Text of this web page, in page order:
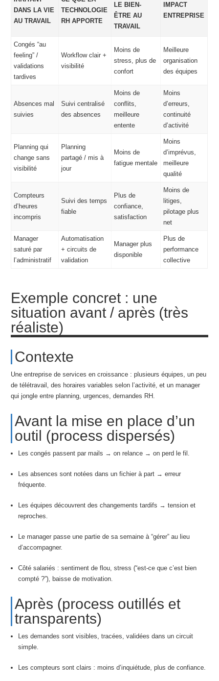
DANS LA VIE
AU TRAVAIL
TECHNOLOGIE
RH APPORTE
LE BIEN-
ÊTRE AU
TRAVAIL
IMPACT
ENTREPRISE
Congés “au
feeling” /
validations
tardives
Workflow clair +
visibilité
Moins de
stress, plus de
confort
Meilleure
organisation
des équipes
Absences mal
suivies
Suivi centralisé
des absences
Moins de
conflits,
meilleure
entente
Moins
d’erreurs,
continuité
d’activité
Planning qui
change sans
visibilité
Planning
partagé / mis à
jour
Moins de
fatigue mentale
Moins
d’imprévus,
meilleure
qualité
Compteurs
d’heures
incompris
Suivi des temps
fiable
Plus de
confiance,
satisfaction
Moins de
litiges,
pilotage plus
net
Manager
saturé par
l’administratif
Automatisation
+ circuits de
validation
Manager plus
disponible
Plus de
performance
collective
Exemple concret : une
situation avant / après (très
réaliste)
Contexte
Une entreprise de services en croissance : plusieurs équipes, un peu
de télétravail, des horaires variables selon l’activité, et un manager
qui jongle entre planning, urgences, demandes RH.
Avant la mise en place d’un
outil (process dispersés)
Les congés passent par mails → on relance → on perd le fil.
Les absences sont notées dans un fichier à part → erreur
fréquente.
Les équipes découvrent des changements tardifs → tension et
reproches.
Le manager passe une partie de sa semaine à “gérer” au lieu
d’accompagner.
Côté salariés : sentiment de flou, stress (“est-ce que c’est bien
compté ?”), baisse de motivation.
Après (process outillés et
transparents)
Les demandes sont visibles, tracées, validées dans un circuit
simple.
Les compteurs sont clairs : moins d’inquiétude, plus de confiance.